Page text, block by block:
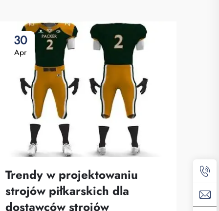
30
Apr
Trendy w projektowaniu
strojów piłkarskich dla
dostawców strojów